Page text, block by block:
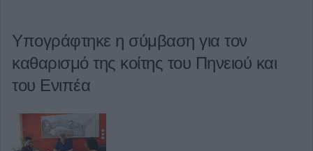
Υπογράφτηκε η σύμβαση για τον
καθαρισμό της κοίτης του Πηνειού και
του Ενιπέα